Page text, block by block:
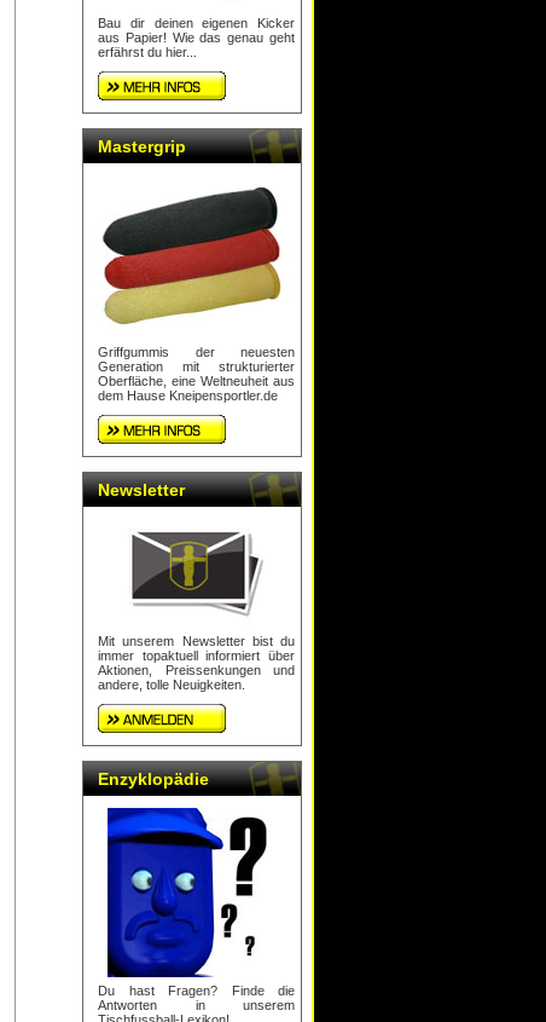
Bau dir deinen eigenen Kicker
aus Papier! Wie das genau geht
erfährst du hier...
Mastergrip
Griffgummis der neuesten
Generation mit strukturierter
Oberfläche, eine Weltneuheit aus
dem Hause Kneipensportler.de
Newsletter
Mit unserem Newsletter bist du
immer topaktuell informiert über
Aktionen, Preissenkungen und
andere, tolle Neuigkeiten.
Enzyklopädie
Du hast Fragen? Finde die
Antworten in unserem